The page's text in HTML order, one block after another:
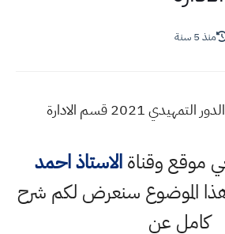
منذ 5 سنة
2021 قسم الادارة
موقع وقناةالاستاذ احمد
الموضوع سنعرض لكم شرح
كامل عن